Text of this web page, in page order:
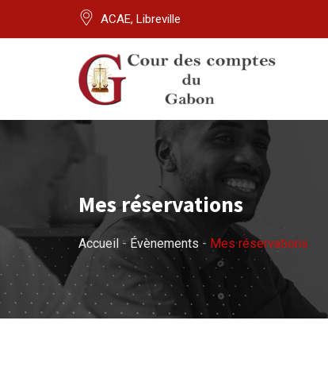
ACAE, Libreville
Mes réservations
Accueil - Évènements - Mes réservations